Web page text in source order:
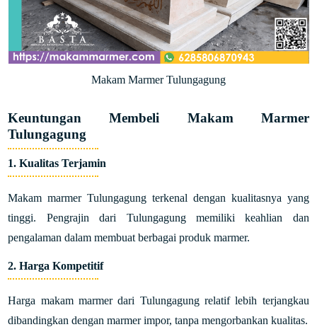
Makam Marmer Tulungagung
Keuntungan Membeli Makam Marmer
Tulungagung
1. Kualitas Terjamin
Makam marmer Tulungagung terkenal dengan kualitasnya yang
tinggi. Pengrajin dari Tulungagung memiliki keahlian dan
pengalaman dalam membuat berbagai produk marmer.
2. Harga Kompetitif
Harga makam marmer dari Tulungagung relatif lebih terjangkau
dibandingkan dengan marmer impor, tanpa mengorbankan kualitas.